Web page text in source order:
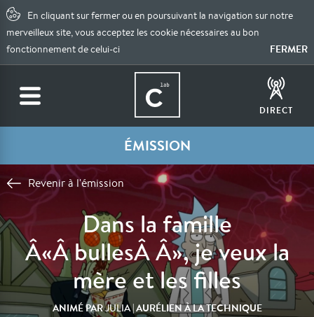
En cliquant sur fermer ou en poursuivant la navigation sur notre
merveilleux site, vous acceptez les cookie nécessaires au bon
fonctionnement de celui-ci
FERMER
DIRECT
ÉMISSION
Revenir à l'émission
Dans la famille
Â«Â bullesÂ Â», je veux la
mère et les filles
ANIMÉ PARJULIA| AURÉLIEN À LA TECHNIQUE